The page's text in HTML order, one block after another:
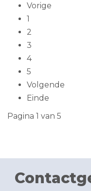
Vorige
1
2
3
4
5
Volgende
Einde
Pagina 1 van 5